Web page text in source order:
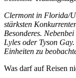
Clermont in Florida/
stärksten
Besonderes.
Lyles oder Tyson
Einheiten zu
Was darf auf Reisen